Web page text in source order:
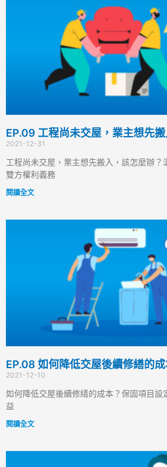
EP.09 工程尚未交屋，業主想先
2021-12-31
工程尚未交屋，業主想先搬入，該怎麼辦？
雙方權利義務
閱讀全文
EP.08 如何降低交屋後續修繕的成
2021-12-10
如何降低交屋後續修繕的成本？保固項目設
益
閱讀全文